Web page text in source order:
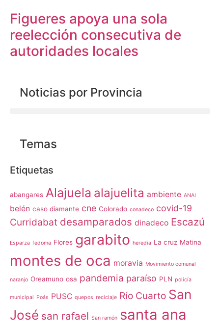
Figueres apoya una sola
reelección consecutiva de
autoridades locales
Noticias por Provincia
Temas
Etiquetas
abangares Alajuela alajuelita ambiente ANAI
belén caso diamante cne Colorado conadeco covid-19
Curridabat desamparados dinadeco Escazú
Esparza fedoma Flores garabito heredia La cruz Matina
montes de oca moravia Movimiento comunal
naranjo Oreamuno osa pandemia paraíso PLN policía
municipal Poás PUSC quepos reciclaje Río Cuarto San
José san rafael San ramón santa ana